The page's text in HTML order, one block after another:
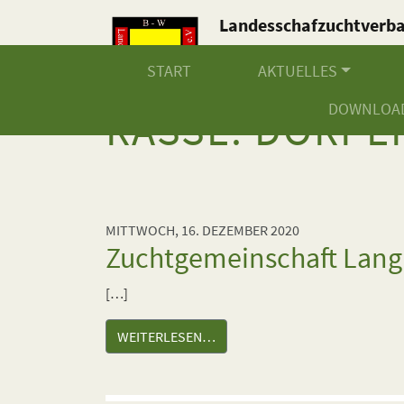
Baden-Württemberg
START AKTUELLES
RASSE:
MITTWOCH, 16. DEZEMBER 2020
Zuchtgemeinschaft
[…]
WEITERLESEN…